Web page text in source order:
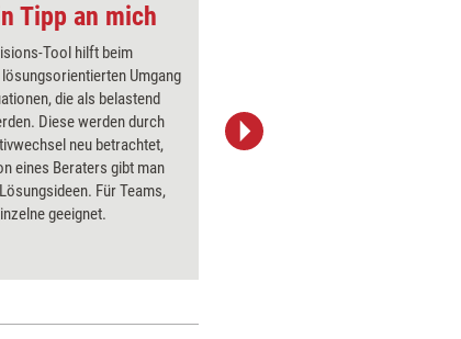
Tipp an mich
Tool hilft beim
Umgang
die als belastend
Diese werden durch
neu betrachtet,
eines Beraters gibt man
Für Teams,
geeignet.